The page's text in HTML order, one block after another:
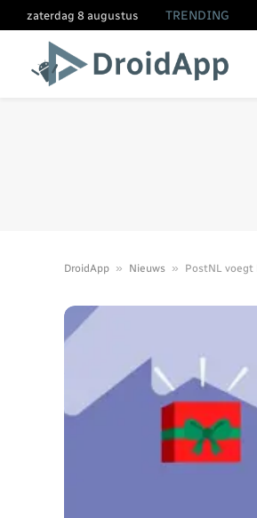
zaterdag 8 augustus TRENDING
DroidApp » Nieuws » PostNL voegt